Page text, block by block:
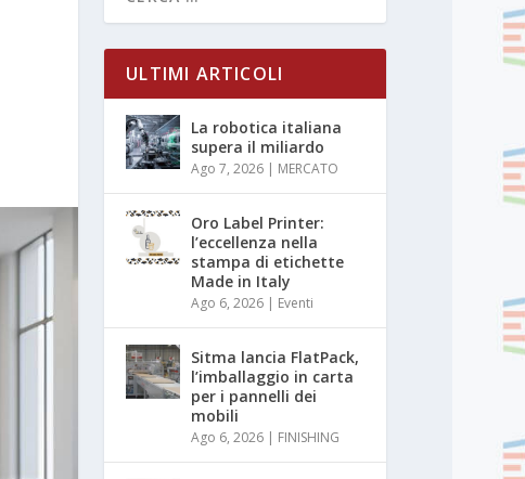
ULTIMI ARTICOLI
La robotica italiana
supera il miliardo
Ago 7, 2026 | MERCATO
Oro Label Printer:
l’eccellenza nella
stampa di etichette
Made in Italy
Ago 6, 2026 | Eventi
Sitma lancia FlatPack,
l’imballaggio in carta
per i pannelli dei
mobili
Ago 6, 2026 | FINISHING